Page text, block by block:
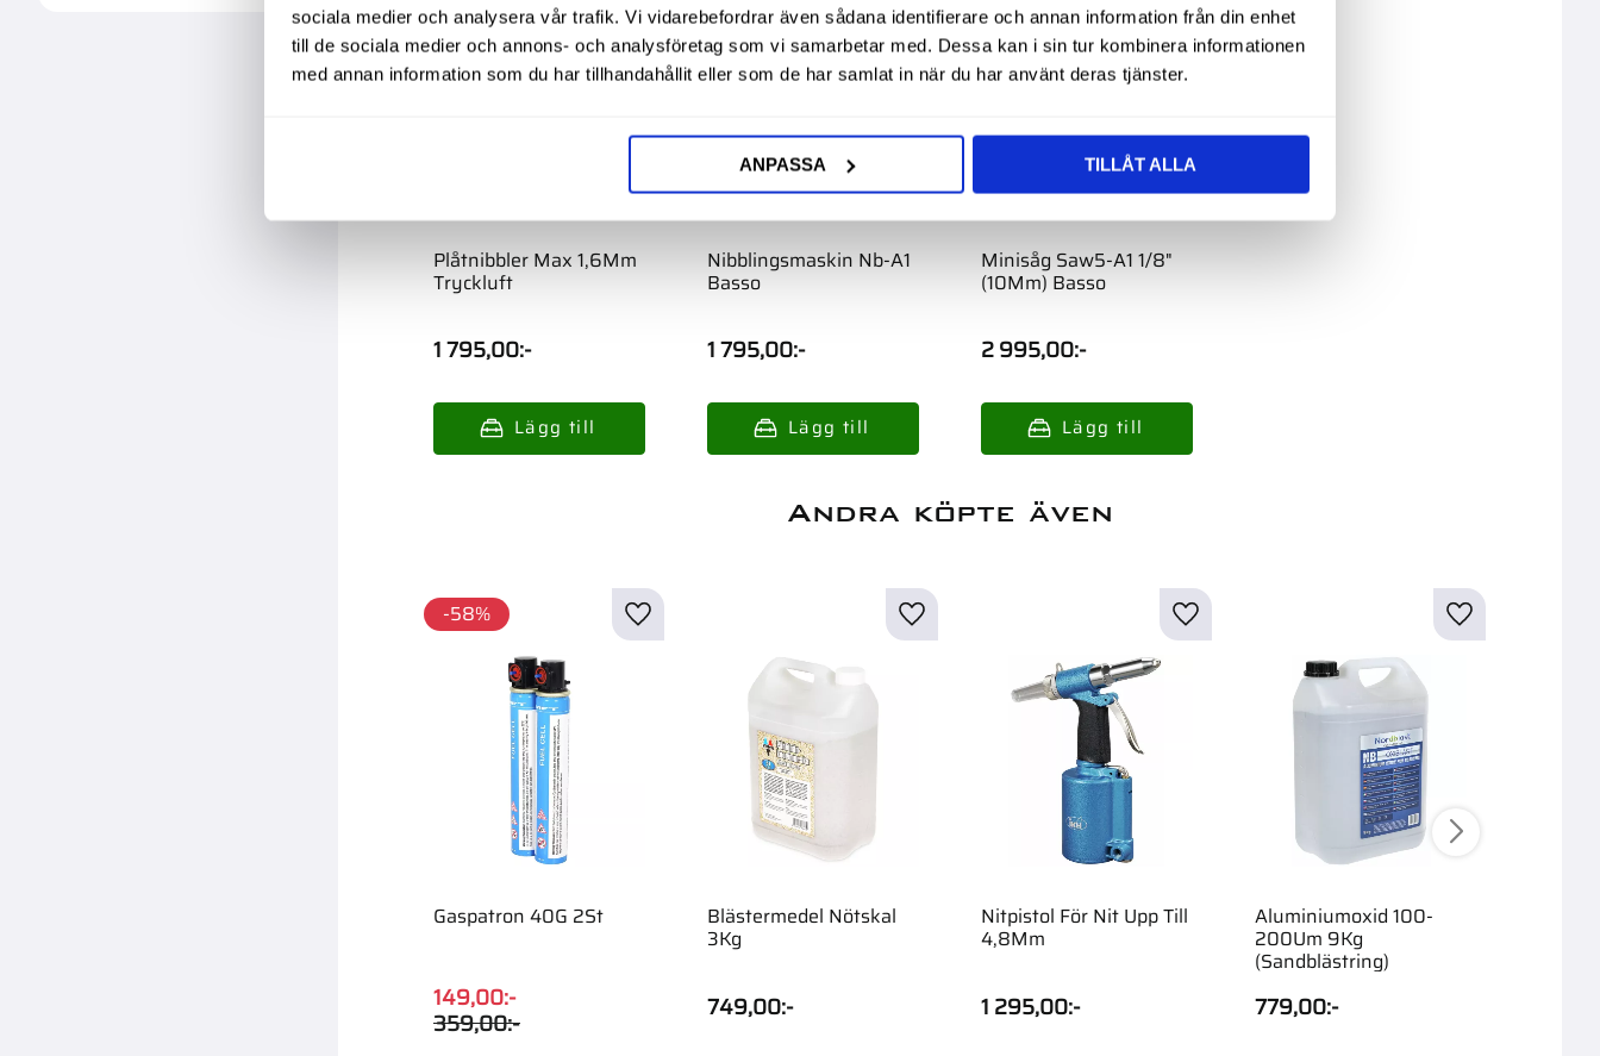
sociala medier och analysera vår trafik. Vi vidarebefordrar även sådana identifierare och annan information från din enhet
till de sociala medier och annons- och analysföretag som vi samarbetar med. Dessa kan i sin tur kombinera informationen
med annan information som du har tillhandahållit eller som de har samlat in när du har använt deras tjänster.
ANPASSA TILLÅT ALLA
Plåtnibbler Max 1,6Mm
Tryckluft
1 795,00:-
Nibblingsmaskin Nb-A1
Basso
1 795,00:-
Minisåg Saw5-A1 1/8"
(10Mm) Basso
2 995,00:-
Andra köpte även
Gaspatron 40G 2St
149,00:-
359,00:-
58%
Blästermedel Nötskal
3Kg
749,00:-
Nitpistol För Nit Upp Till
4,8Mm
1 295,00:-
Aluminiumoxid 100-
200Um 9Kg
(Sandblästring)
779,00:-